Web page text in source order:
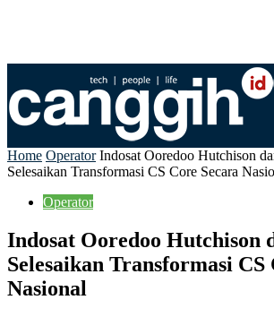
Home Operator Indosat Ooredoo Hutchison
Selesaikan Transformasi CS Core Secara
Operator
Indosat Ooredoo Hutchison
Selesaikan Transformasi CS
Nasional